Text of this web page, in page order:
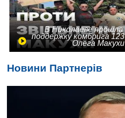
В Николаеве прошла
поддержку комбрига
Олега Макухи